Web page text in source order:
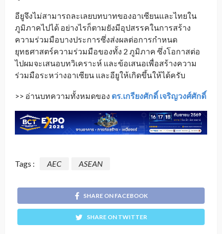
อียูจึงไม่สามารถละเลยบทบาทของอาเซียนและไทยใน
ภูมิภาคไปได้ อย่างไรก็ตามยังมีอุปสรรคในการสร้าง
ความร่วมมือบางประการซึ่งส่งผลต่อการกำหนด
ยุทธศาสตร์ความร่วมมือของทั้ง 2 ภูมิภาค ซึ่งโอกาสต่อ
ไปผมจะเสนอบทวิเคราะห์ และข้อเสนอเพื่อสร้างความ
ร่วมมือระหว่างอาเซียน และอียูให้เกิดขึ้นให้ได้ครับ
>> อ่านบทความทั้งหมดของ ดร.เกรียงศักดิ์ เจริญวงศ์ศักดิ์
Tags : AEC ASEAN
SHARE ON FACEBOOK
SHARE ON TWITTER